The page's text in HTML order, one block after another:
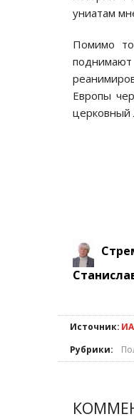
униатам
Помимо
поднимают
Европы
Источник: ИА
Рубрики: